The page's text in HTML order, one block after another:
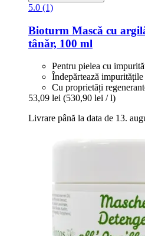
5.0 (1)
Bioturm Mască cu
tânăr, 100 ml
Pentru pielea cu
Îndepărtează impuritățile
Cu proprietăți
53,09 lei (530,90 lei / l)
Livrare până la data de 13.